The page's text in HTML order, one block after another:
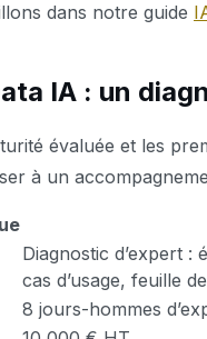
dans notre guide
IA : un
évaluée et les
à un
Diagnostic d’expert :
cas d’usage, feuille
8 jours-hommes